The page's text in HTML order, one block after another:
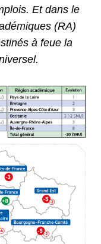
Et dans le
(RA)
à feue la